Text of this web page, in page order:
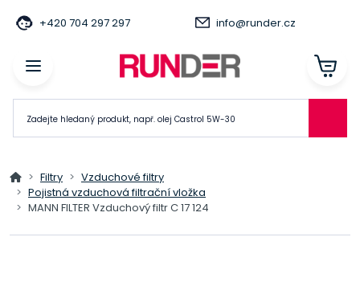
+420 704 297 297 info@runder.cz
Filtry
Vzduchové filtry
Pojistná vzduchová filtrační vložka
MANN FILTER Vzduchový filtr C 17 124